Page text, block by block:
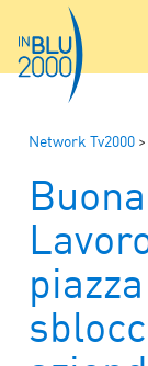
Network Tv2000 >